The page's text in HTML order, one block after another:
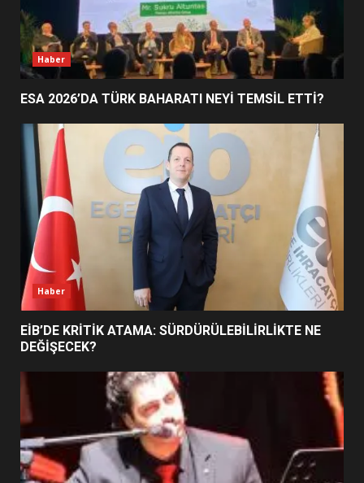
4
EDREMİT’İN GURURU TÜRKİYE
FİNALİNDE NE BAŞARDI?
5
UZATILDI: NE DEĞİŞTİ?
6
BURHANİYE SATRANÇ
TURNUVASI KAYITLARI NEYİ
DEĞİŞTİRİYOR?
BURHANİYE BELEDİYESPOR’DA
YENİ YÖNETİM NASIL
Haber
ESA 2026’DA TÜRK BAHARATI NEYİ TEMSİL ETTİ?
Haber
EİB’DE KRİTİK ATAMA: SÜRDÜRÜLEBİLİRLİKTE NE
DEĞİŞECEK?